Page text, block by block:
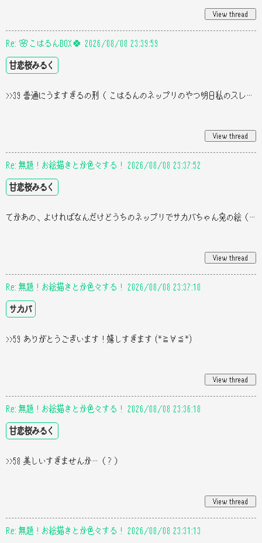
Re: 🌸こはるんBOX🍀 2026/08/08 23:39:59
甘恋桜みるく
>>39 普通にうますぎるの刑（ こはるんのネップリのやつ明日私のスレに置いといていい、？ うち学タブで絵描いてて、学タブが
Re: 無題！お絵描きとか色々する！ 2026/08/08 23:37:52
甘恋桜みるく
てかあの、よければなんだけどうちのネップリでサカバちゃん宛の絵（？）を作りたくて、買わなくてもいいんだけど、えーと、その
Re: 無題！お絵描きとか色々する！ 2026/08/08 23:37:10
サカバ
>>59 ありがとうございます！嬉しすぎます (*≧∀≦*)
Re: 無題！お絵描きとか色々する！ 2026/08/08 23:36:18
甘恋桜みるく
>>58 美しいすぎませんか…（？）
Re: 無題！お絵描きとか色々する！ 2026/08/08 23:31:13